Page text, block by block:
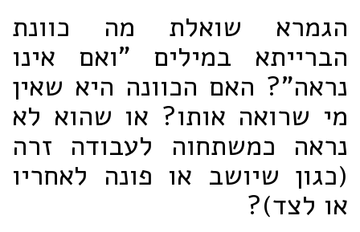
הגמרא שואלת מה כוונת
הברייתא במילים "ואם אינו
נראה"? האם הכוונה היא שאין
מי שרואה אותו? או שהוא לא
נראה כמשתחוה לעבודה זרה
(כגון שיושב או פונה לאחריו
או לצד)?